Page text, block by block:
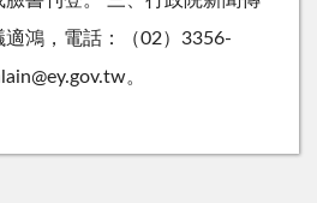
鴻，電話：（02）3356-
。